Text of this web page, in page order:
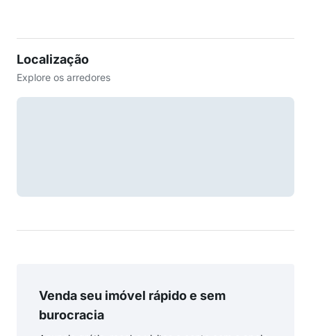
Localização
Explore os arredores
Venda seu imóvel rápido e sem
burocracia